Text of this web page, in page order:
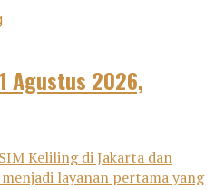
Agustus 2026,
Keliling di Jakarta dan
layanan pertama yang